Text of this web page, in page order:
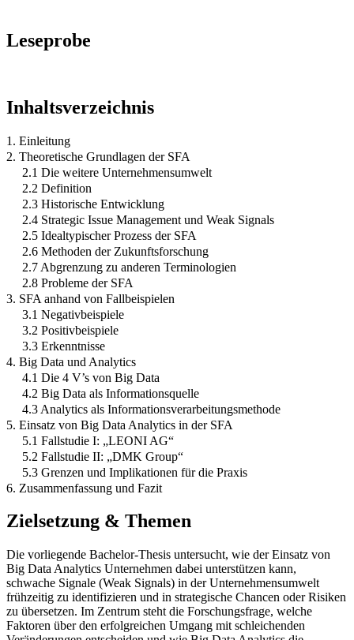
Leseprobe
Inhaltsverzeichnis
1. Einleitung
2. Theoretische Grundlagen der SFA
2.1 Die weitere Unternehmensumwelt
2.2 Definition
2.3 Historische Entwicklung
2.4 Strategic Issue Management und Weak Signals
2.5 Idealtypischer Prozess der SFA
2.6 Methoden der Zukunftsforschung
2.7 Abgrenzung zu anderen Terminologien
2.8 Probleme der SFA
3. SFA anhand von Fallbeispielen
3.1 Negativbeispiele
3.2 Positivbeispiele
3.3 Erkenntnisse
4. Big Data und Analytics
4.1 Die 4 V’s von Big Data
4.2 Big Data als Informationsquelle
4.3 Analytics als Informationsverarbeitungsmethode
5. Einsatz von Big Data Analytics in der SFA
5.1 Fallstudie I: „LEONI AG“
5.2 Fallstudie II: „DMK Group“
5.3 Grenzen und Implikationen für die Praxis
6. Zusammenfassung und Fazit
Zielsetzung & Themen
Die vorliegende Bachelor-Thesis untersucht, wie der Einsatz von
Big Data Analytics Unternehmen dabei unterstützen kann,
schwache Signale (Weak Signals) in der Unternehmensumwelt
frühzeitig zu identifizieren und in strategische Chancen oder Risiken
zu übersetzen. Im Zentrum steht die Forschungsfrage, welche
Faktoren über den erfolgreichen Umgang mit schleichenden